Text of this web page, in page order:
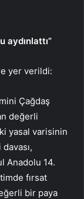
aydınlattı”
yer verildi:
Çağdaş
değerli
yasal varisinin
Anadolu 14.
fırsat
bir paya